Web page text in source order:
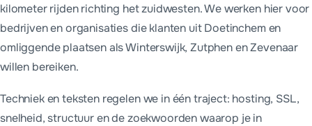
kilometer rijden richting het zuidwesten. We werken hier voor
bedrijven en organisaties die klanten uit Doetinchem en
omliggende plaatsen als Winterswijk, Zutphen en Zevenaar
willen bereiken.
Techniek en teksten regelen we in één traject: hosting, SSL,
snelheid, structuur en de zoekwoorden waarop je in